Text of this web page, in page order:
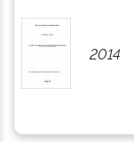
2014